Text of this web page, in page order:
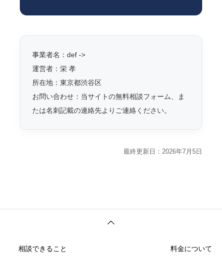
事業者名：def ->
運営者：栄 孝
所在地：東京都渋谷区
お問い合わせ：当サイトの無料相談フォーム、ま
たは名刺記載の連絡先よりご連絡ください。
最終更新日：2026年7月5日
相談できること 料金について